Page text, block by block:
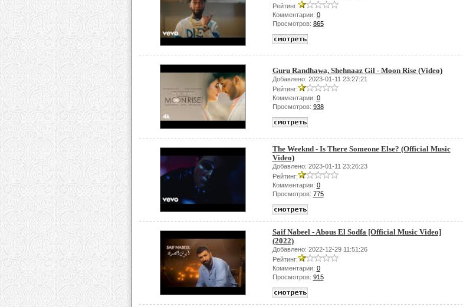
Рейтинг:
Комментарии: 0
Просмотров: 865
Guru Randhawa, Shehnaaz Gil - Moon Rise (Video)
Добавлено: 2023-01-11 23:27:21
Рейтинг:
Комментарии: 0
Просмотров: 938
The Weeknd - Is There Someone Else? (Official Music
Video)
Добавлено: 2023-01-11 23:26:23
Рейтинг:
Комментарии: 0
Просмотров: 775
Saif Nabeel - Abous El Sodfa [Official Music Video]
(2022)
Добавлено: 2022-12-29 11:51:26
Рейтинг:
Комментарии: 0
Просмотров: 915